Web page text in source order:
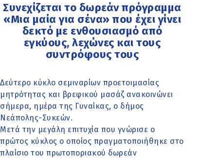
Συνεχίζεται το δωρεάν πρόγραμμα
«Μια μαία για σένα» που έχει γίνει
δεκτό με ενθουσιασμό από
εγκύους, λεχώνες και τους
συντρόφους τους
Δεύτερο κύκλο σεμιναρίων προετοιμασίας
μητρότητας και βρεφικού μασάζ ανακοινώνει
σήμερα, ημέρα της Γυναίκας, ο δήμος
Νεάπολης-Συκεών.
Μετά την μεγάλη επιτυχία που γνώρισε ο
πρώτος κύκλος ο οποίος πραγματοποιήθηκε στο
πλαίσιο του πρωτοποριακού δωρεάν